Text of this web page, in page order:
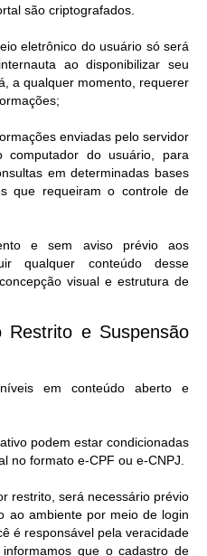
são criptografados.
eletrônico do usuário só será
ao disponibilizar seu
a qualquer momento, requerer
enviadas pelo servidor
do usuário, para
em determinadas bases
que requeiram o controle de
e sem aviso prévio aos
qualquer conteúdo desse
visual e estrutura de
Restrito e Suspensão
em conteúdo aberto e
podem estar condicionadas
no formato e-CPF ou e-CNPJ.
restrito, será necessário prévio
ao ambiente por meio de login
é responsável pela veracidade
que o cadastro de